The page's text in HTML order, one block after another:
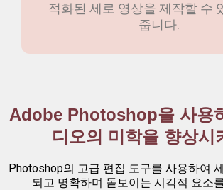
적화된 세로 영상을 제작할 수
줍니다.
Adobe Photoshop을 사용
디오의 미학을 향상시
Photoshop의 고급 편집 도구를 사용하여
되고 명확하며 돋보이는 시각적 요소